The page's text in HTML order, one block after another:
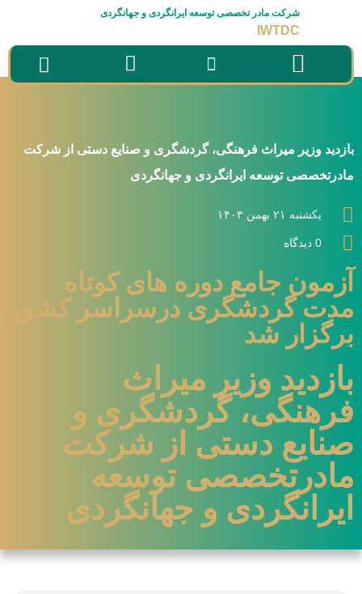
شرکت مادر تخصصی توسعه ایرانگردی و جهانگردی
IWTDC
بازدید وزیر میراث فرهنگی، گردشگری و صنایع دستی از شرکت
مادرتخصصی توسعه ایرانگردی و جهانگردی
یکشنبه ۲۱ بهمن ۱۴۰۳
0 دیدگاه
آزمون جامع دوره های کوتاه
مدت گردشگری درسراسر کشور
برگزار شد
بازدید وزیر میراث
فرهنگی، گردشگری و
صنایع دستی از شرکت
مادرتخصصی توسعه
ایرانگردی و جهانگردی